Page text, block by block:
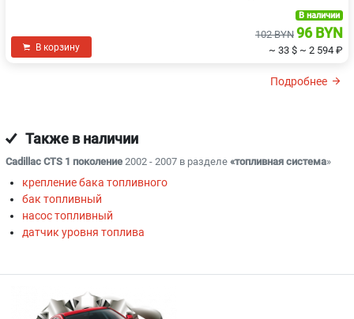
В корзину
В наличии
102 BYN 96 BYN
~ 33 $ ~ 2 594 ₽
Подробнее
Также в наличии
Cadillac CTS 1 поколение 2002 - 2007 в разделе «топливная система»
крепление бака топливного
бак топливный
насос топливный
датчик уровня топлива